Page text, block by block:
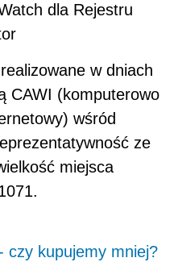
dla Rejestru
w dniach
CAWI (komputerowo
wśród
ze
miejsca
czy kupujemy mniej?